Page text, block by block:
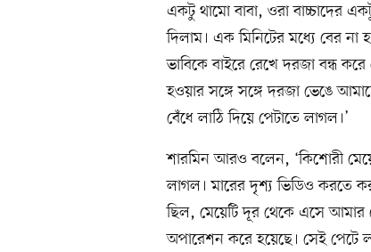
একটু থামো বাবা, ওরা বাচ্চাদের
দিলাম। এক মিনিটের মধ্যে বের
ভাবিকে বাইরে রেখে দরজা বন্ধ
হওয়ার সঙ্গে সঙ্গে দরজা ভেঙে
বেঁধে লাঠি দিয়ে পেটাতে লাগল।’
শারমিন আরও বলেন, ‘কিশোরী
লাগল। মারের দৃশ্য ভিডিও করতে
ছিল, মেয়েটি দূর থেকে এসে আমার
অপারেশন করে হয়েছে। সেই পেটে